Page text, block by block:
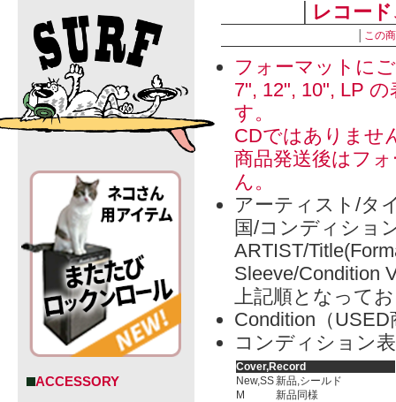
ACCESSORY
レコー
この
フォーマットに
7", 12", 10", LP
す。
CDではありませ
商品発送後はフ
ん。
アーティスト/タ
国/コンディショ
ARTIST/
Sleeve/Condition
上記順となって
Condition（
コンディション
Cover,Record
New,SS新品,シールド
M
新品同様